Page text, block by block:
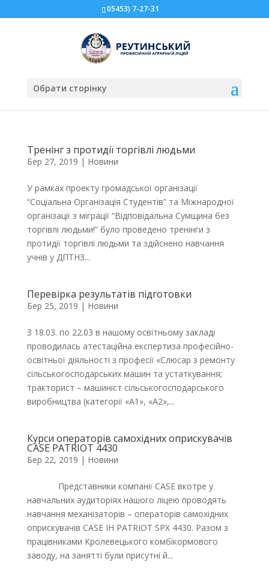
05453) 7-27-31
Обрати сторінку
Тренінг з протидії торгівлі людьми
Бер 27, 2019 | Новини
У рамках проекту громадської організації
“Соціальна Організація Студентів” та Міжнародної
організації з міграції “Відповідальна Сумщина без
торгівлі людьми!” було проведено тренінги з
протидії торгівлі людьми та здійснено навчання
учнів у ДПТНЗ...
Перевірка результатів підготовки
Бер 25, 2019 | Новини
З 18.03. по 22.03 в нашому освітньому закладі
проводилась атестаційна експертиза професійно-
освітньої діяльності з професії «Слюсар з ремонту
сільськогосподарських машин та устаткування;
тракторист – машиніст сільськогосподарського
виробництва (категорії «А1», «А2»,...
Курси операторів самохідних оприскувачів
CASE PATRIOT 4430
Бер 22, 2019 | Новини
Представники компанії CASE вкотре у
навчальних аудиторіях нашого ліцею проводять
навчання механізаторів – операторів самохідних
оприскувачів CASE IH PATRIOT SPX 4430. Разом з
працівниками Кролевецького комбікормового
заводу, на занятті були присутні й...